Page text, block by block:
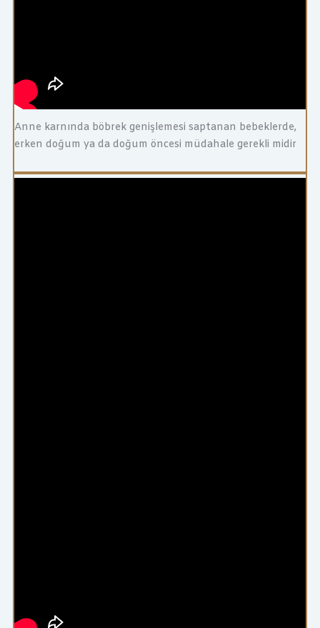
Anne karnında böbrek genişlemesi saptanan bebeklerde,
erken doğum ya da doğum öncesi müdahale gerekli midir